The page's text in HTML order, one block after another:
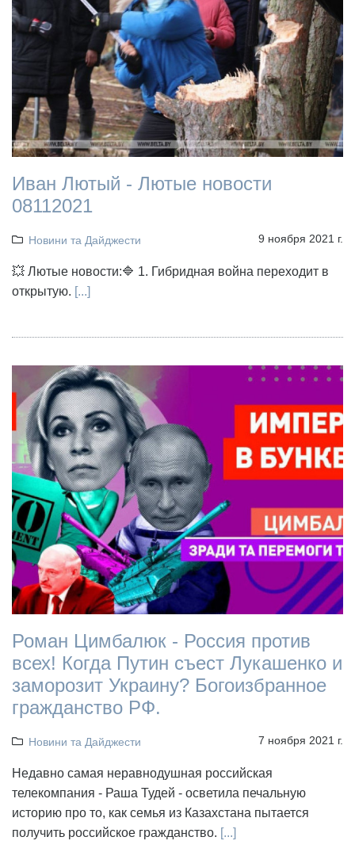
Иван Лютый - Лютые новости
08112021
Новини та Дайджести 9 ноября 2021 г.
💥 Лютые новости:🔷 1. Гибридная война переходит в
открытую. [...]
Роман Цимбалюк - Россия против
всех! Когда Путин съест Лукашенко и
заморозит Украину? Богоизбранное
гражданство РФ.
Новини та Дайджести 7 ноября 2021 г.
Недавно самая неравнодушная российская
телекомпания - Раша Тудей - осветила печальную
историю про то, как семья из Казахстана пытается
получить российское гражданство. [...]